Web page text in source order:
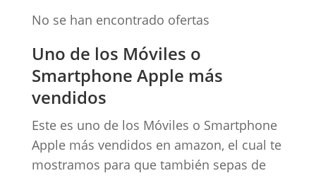
No se han encontrado ofertas
Uno de los Móviles o
Smartphone Apple más
vendidos
Este es uno de los Móviles o Smartphone
Apple más vendidos en amazon, el cual te
mostramos para que también sepas de